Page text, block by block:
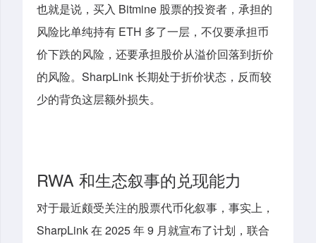
也就是说，买入 Bitmine 股票的投资者，承担的
风险比单纯持有 ETH 多了一层，不仅要承担币
价下跌的风险，还要承担股价从溢价回落到折价
的风险。SharpLink 长期处于折价状态，反而较
少的背负这层额外损失。
RWA 和生态叙事的兑现能力
对于最近颇受关注的股票代币化叙事，事实上，
SharpLink 在 2025 年 9 月就宣布了计划，联合